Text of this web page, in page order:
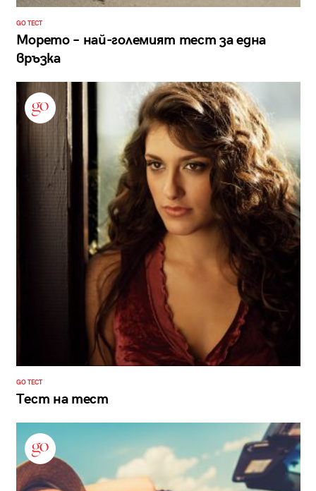
GO ТЕСТ
Морето – най-големият тест за една
връзка
GO ТЕСТ
Тест на тест